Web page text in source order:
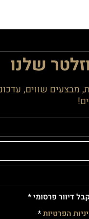
שלנו
מבצעים שווים,
דיוור פרסומי *
הפרטיות*